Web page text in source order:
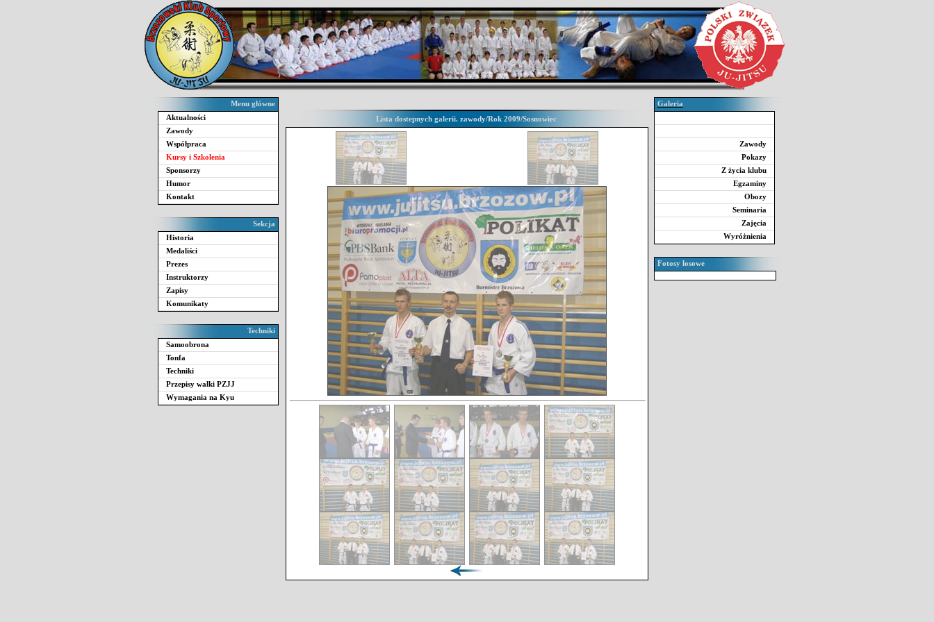
Menu główne
Aktualności
Zawody
Współpraca
Kursy i Szkolenia
Sponsorzy
Humor
Kontakt
Sekcja
Historia
Medaliści
Prezes
Instruktorzy
Zapisy
Komunikaty
Techniki
Samoobrona
Tonfa
Techniki
Przepisy walki PZJJ
Wymagania na Kyu
Lista dostepnych galerii. zawody/Rok 2009/Sosnowiec
Galeria
Zawody
Pokazy
Z życia klubu
Egzaminy
Obozy
Seminaria
Zajęcia
Wyróżnienia
Fotosy losowe